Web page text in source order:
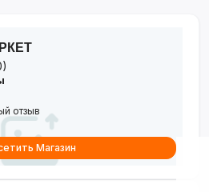
в каждой
отзыв
Магазин